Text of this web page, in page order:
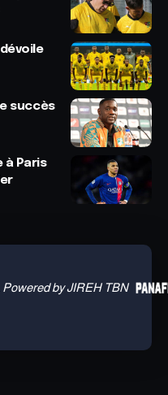
succès
à Paris
Powered by JIREH TBN